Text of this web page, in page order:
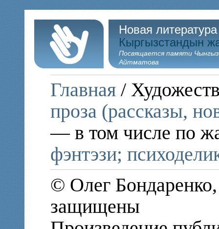
Новая
Кыргызстандын
Посвящается памяти
Айтматова
Главная /
проза (рассказы,
— в том числе по
фэнтэзи;
© Олег
защищены